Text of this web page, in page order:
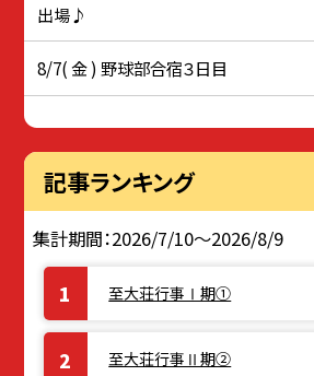
出場♪
8/7( 金 ) 野球部合宿３日目
記事ランキング
集計期間：2026/7/10～2026/8/9
至大荘行事Ⅰ期①
至大荘行事Ⅱ期②